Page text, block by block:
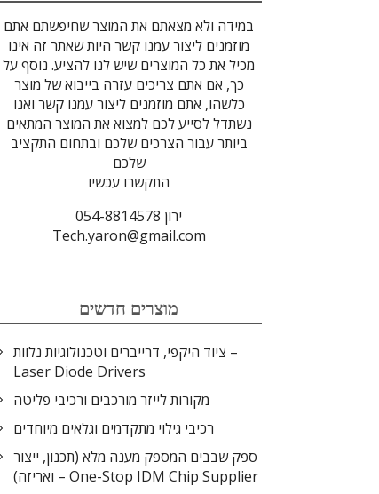
במידה ולא מצאתם את המוצר שחיפשתם אתם
מוזמנים ליצור עמנו קשר היות שאתר זה אינו
מכיל את כל המוצרים שיש לנו להציע. נוסף על
כך, אם אתם צריכים עזרה בייבוא של מוצר
כלשהו, אתם מוזמנים ליצור עמנו קשר ואנו
נשתדל לסייע לכם למצוא את המוצר המתאים
ביותר עבור הצרכים שלכם ובתחום התקציב
שלכם
התקשרו עכשיו
ירון 054-8814578
Tech.yaron@gmail.com
מוצרים חדשים
ציוד היקפי, דרייברים וטכנולוגיות נלוות –
Laser Diode Drivers
מקורות לייזר מורכבים ורכיבי פליטה
רכיבי גילוי מתקדמים וגלאים מיוחדים
ספק שבבים המספק מענה מלא (תכנון, ייצור
ואריזה) – One-Stop IDM Chip Supplier